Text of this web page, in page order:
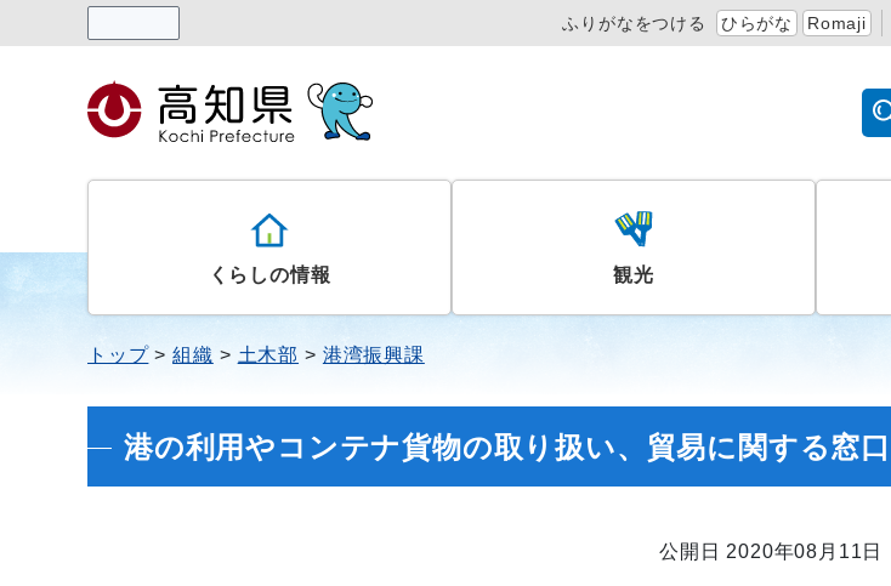
ふりがなをつける ひらがな Romaji
くらしの情報 観光
トップ 組織 土木部 港湾振興課
港の利用やコンテナ貨物の取り扱い、貿易に関する窓口
公開日 2020年08月11日